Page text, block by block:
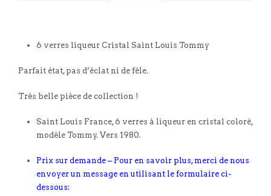
6 verres liqueur Cristal Saint Louis Tommy
Parfait état, pas d’éclat ni de fêle.
Très belle pièce de collection !
Saint Louis France, 6 verres à liqueur en cristal coloré,
modèle Tommy. Vers 1980.
Prix sur demande – Pour en savoir plus, merci de nous
envoyer un message en utilisant le formulaire ci-
dessous: